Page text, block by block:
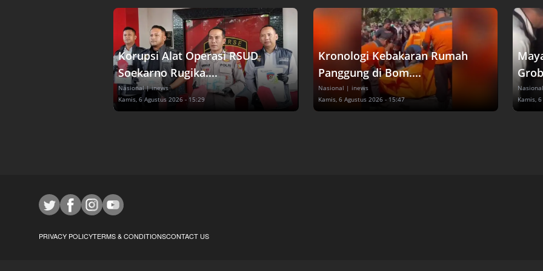
Korupsi Alat Operasi RSUD
Soekarno Rugika....
Nasional | inews
Kamis, 6 Agustus 2026 - 15:29
Kronologi Kebakaran Rumah
Panggung di Bom....
Nasional | inews
Kamis, 6 Agustus 2026 - 15:47
Nasional
Kamis,
PRIVACY POLICYTERMS & CONDITIONSCONTACT US